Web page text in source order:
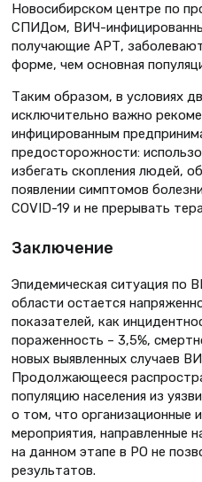
Новосибирском центре по
СПИДом, ВИЧ-
получающие АРТ,
форме, чем основная
Таким образом, в условиях
исключительно важно
инфицированным
предосторожности:
избегать скопления людей,
появлении симптомов
COVID-19 и не прерывать
Заключение
Эпидемическая ситуация по
области остается
показателей, как
пораженность – 3,5%,
новых выявленных случаев
Продолжающееся
популяцию населения из
о том, что организационные
мероприятия, направленные
на данном этапе в РО не
результатов.